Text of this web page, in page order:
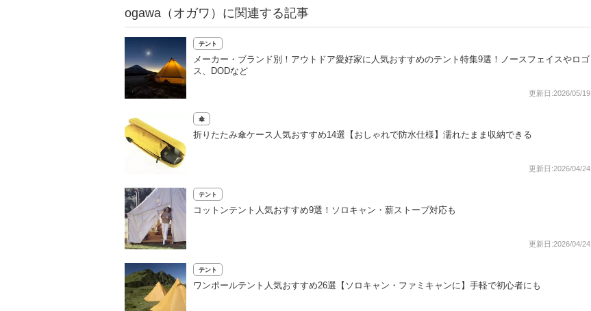
ogawa（オガワ）に関連する記事
テント
メーカー・ブランド別！アウトドア愛好家に人気おすすめのテント特集9選！ノースフェイスやロゴ
ス、DODなど
更新日:2026/05/19
傘
折りたたみ傘ケース人気おすすめ14選【おしゃれで防水仕様】濡れたまま収納できる
更新日:2026/04/24
テント
コットンテント人気おすすめ9選！ソロキャン・薪ストーブ対応も
更新日:2026/04/24
テント
ワンポールテント人気おすすめ26選【ソロキャン・ファミキャンに】手軽で初心者にも